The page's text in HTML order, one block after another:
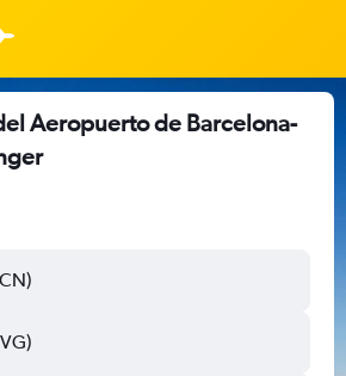
Aeropuerto de Barcelona-